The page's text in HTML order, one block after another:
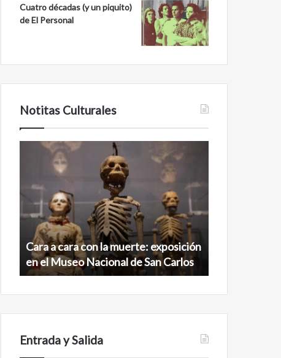
Cuatro décadas (y un piquito)
de El Personal
Notitas Culturales
Cara
con
la
muerte:
exposición
el
Museo
Nacional
Carlos
Cara a cara con la muerte: exposición
en el Museo Nacional de San Carlos
al
de
Entrada y Salida